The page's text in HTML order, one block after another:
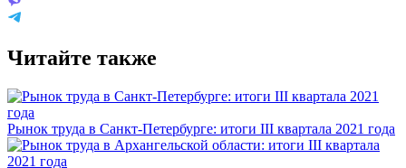
Читайте также
Рынок труда в Санкт-Петербурге: итоги III квартала 2021 года